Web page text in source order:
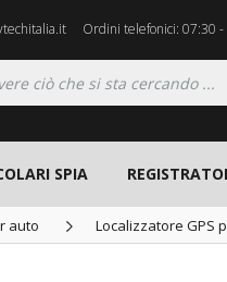
Ordini telefonici: 07:30
SPIA
auto Localizzatore GPS